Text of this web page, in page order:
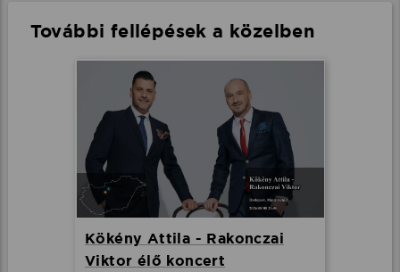
További fellépések a közelben
Kökény Attila - Rakonczai
Viktor élő koncert